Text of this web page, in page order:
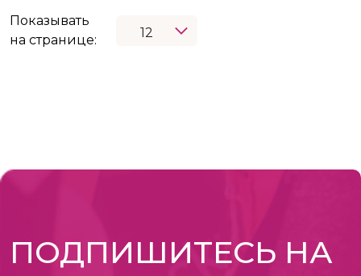
Показывать
на странице:
ПОДПИШИТЕСЬ НА